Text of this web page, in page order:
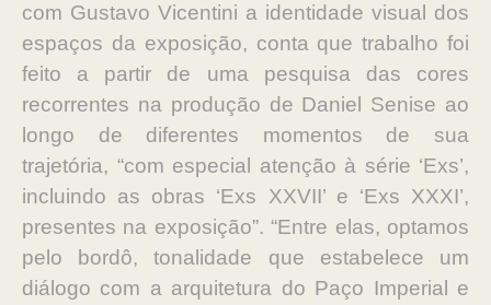
com Gustavo Vicentini a identidade visual dos
espaços da exposição, conta que trabalho foi
feito a partir de uma pesquisa das cores
recorrentes na produção de Daniel Senise ao
longo de diferentes momentos de sua
trajetória, “com especial atenção à série ‘Exs’,
incluindo as obras ‘Exs XXVII’ e ‘Exs XXXI’,
presentes na exposição”. “Entre elas, optamos
pelo bordô, tonalidade que estabelece um
diálogo com a arquitetura do Paço Imperial e